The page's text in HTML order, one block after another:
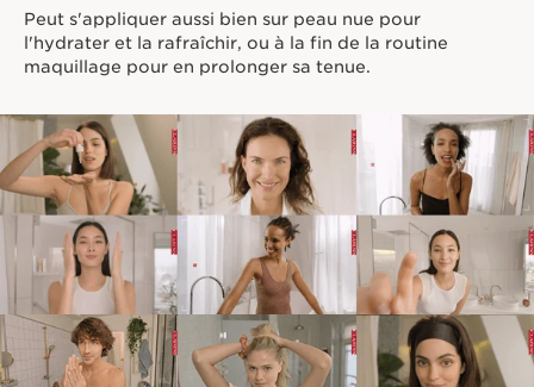
Peut s'appliquer aussi bien sur peau nue pour
l'hydrater et la rafraîchir, ou à la fin de la routine
maquillage pour en prolonger sa tenue.